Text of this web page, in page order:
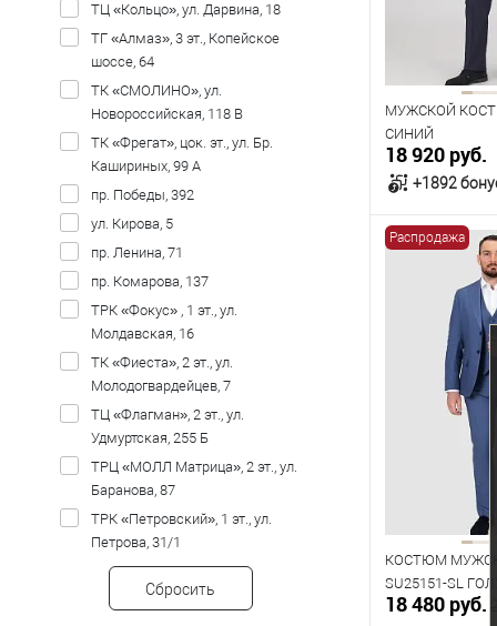
ТЦ «Кольцо», ул. Дарвина, 18
ТГ «Алмаз», 3 эт., Копейское
шоссе, 64
ТК «СМОЛИНО», ул.
Новороссийская, 118 В
ТК «Фрегат», цок. эт., ул. Бр.
Кашириных, 99 А
пр. Победы, 392
ул. Кирова, 5
пр. Ленина, 71
пр. Комарова, 137
ТРК «Фокус» , 1 эт., ул.
Молдавская, 16
ТК «Фиеста», 2 эт., ул.
Молодогвардейцев, 7
ТЦ «Флагман», 2 эт., ул.
Удмуртская, 255 Б
ТРЦ «МОЛЛ Матрица», 2 эт., ул.
Баранова, 87
ТРК «Петровский», 1 эт., ул.
Петрова, 31/1
Сбросить
182
МУЖСКОЙ
СИНИЙ
18 920 руб.
+1892
В
В наличии
Таблица
Размер одежды
108
Распродажа
КОСТЮМ
SU25151-SL
18 480 руб.